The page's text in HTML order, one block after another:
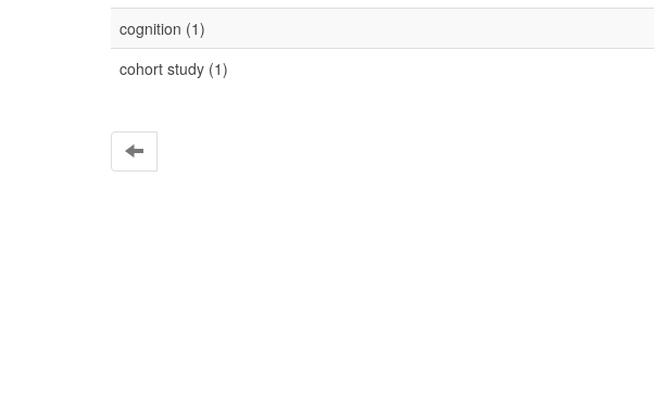
cognition (1)
cohort study (1)